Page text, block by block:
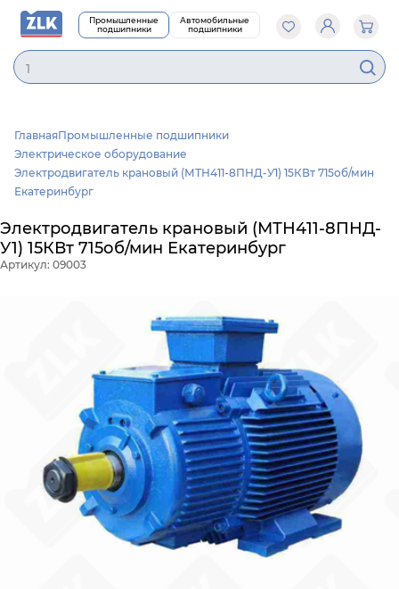
Промышленные
подшипники
Автомобильные
подшипники
ГлавнаяПромышленные подшипники
Электрическое оборудование
Электродвигатель крановый (МТН411-8ПНД-У1) 15КВт 715об/мин
Екатеринбург
Электродвигатель крановый (МТН411-8ПНД-
У1) 15КВт 715об/мин Екатеринбург
Артикул: 09003